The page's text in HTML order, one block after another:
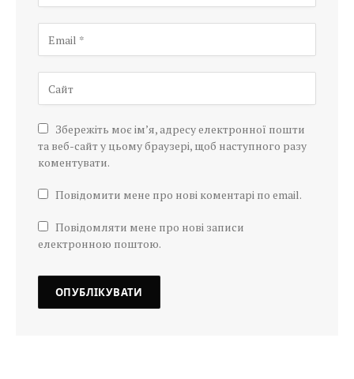
Збережіть моє ім’я, адресу електронної пошти
та веб-сайт у цьому браузері, щоб наступного разу
коментувати.
Повідомити мене про нові коментарі по email.
Повідомляти мене про нові записи
електронною поштою.